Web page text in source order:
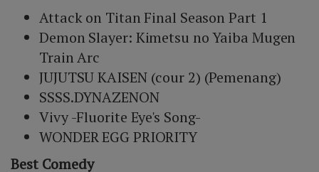
Attack on Titan Final Season Part 1
Demon Slayer: Kimetsu no Yaiba Mugen
Train Arc
JUJUTSU KAISEN (cour 2) (Pemenang)
SSSS.DYNAZENON
Vivy -Fluorite Eye's Song-
WONDER EGG PRIORITY
Best Comedy